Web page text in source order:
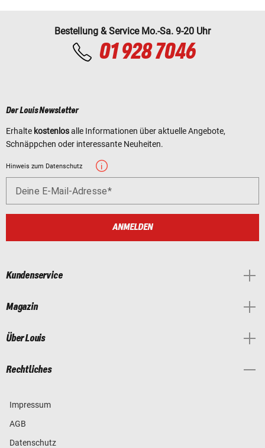
Bestellung & Service Mo.-Sa. 9-20 Uhr
01 928 7046
Der Louis Newsletter
Erhalte kostenlosalle Informationen über aktuelle Angebote,
Schnäppchen oder interessante Neuheiten.
Hinweis zum Datenschutz
Deine E-Mail-Adresse
ANMELDEN
Kundenservice
Magazin
Über Louis
Rechtliches
Impressum
AGB
Datenschutz